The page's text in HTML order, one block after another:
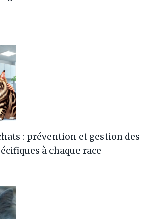
: prévention et gestion des
à chaque race